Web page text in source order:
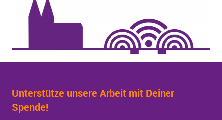
Unterstütze unsere Arbeit mit Deiner
Spende!